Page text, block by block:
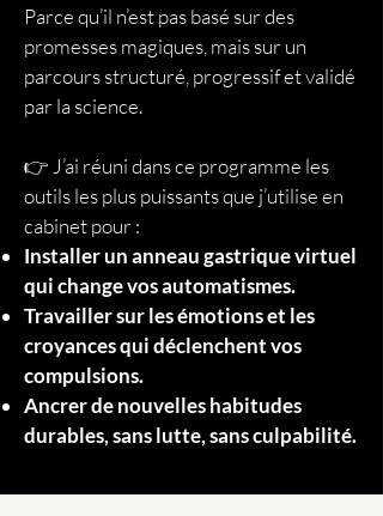
Parce qu’il n’est pas basé sur des
promesses magiques, mais sur un
parcours structuré, progressif et validé
par la science.
👉 J’ai réuni dans ce programme les
outils les plus puissants que j’utilise en
cabinet pour :
Installer un anneau gastrique virtuel
qui change vos automatismes.
Travailler sur les émotions et les
croyances qui déclenchent vos
compulsions.
Ancrer de nouvelles habitudes
durables, sans lutte, sans culpabilité.